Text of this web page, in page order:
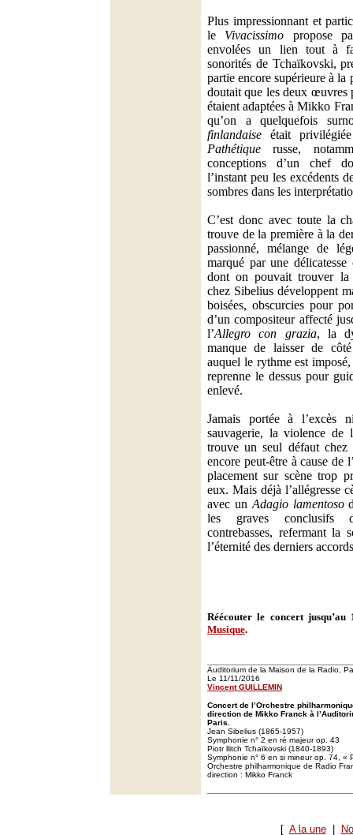
Plus impressionnant et
le Vivacissimo propose
envolées un lien tout à
sonorités de Tchaïkovski,
partie encore supérieure à la
doutait que les deux œuvres
étaient adaptées à Mikko
qu’on a quelquefois
finlandaise était
Pathétique russe,
conceptions d’un chef
l’instant peu les excédents
sombres dans les
C’est donc avec toute la
trouve de la première à la
passionné, mélange de
marqué par une délicatesse
dont on pouvait trouver la
chez Sibelius développent
boisées, obscurcies pour
d’un compositeur affecté
l’Allegro con grazia, la
manque de laisser de
auquel le rythme est
reprenne le dessus pour
enlevé.
Jamais portée à l’excès
sauvagerie, la violence de
trouve un seul défaut chez
encore peut-être à cause de
placement sur scène trop
eux. Mais déjà l’allégresse
avec un Adagio lamentoso
les graves conclusifs
contrebasses, refermant la
l’éternité des derniers
Réécouter le concert
Musique.
Auditorium de la Maison de la Radio,
Le 11/11/2016
Vincent GUILLEMIN
Concert de l’Orchestre
direction de Mikko Franck à
Paris.
Jean Sibelius (1865-1957)
Symphonie n° 2 en ré majeur op. 43
Piotr llitch Tchaïkovski (1840-1893)
Symphonie n° 6 en si mineur op. 74, «
Orchestre philharmonique de Radio
direction : Mikko Franck
[ A la une|